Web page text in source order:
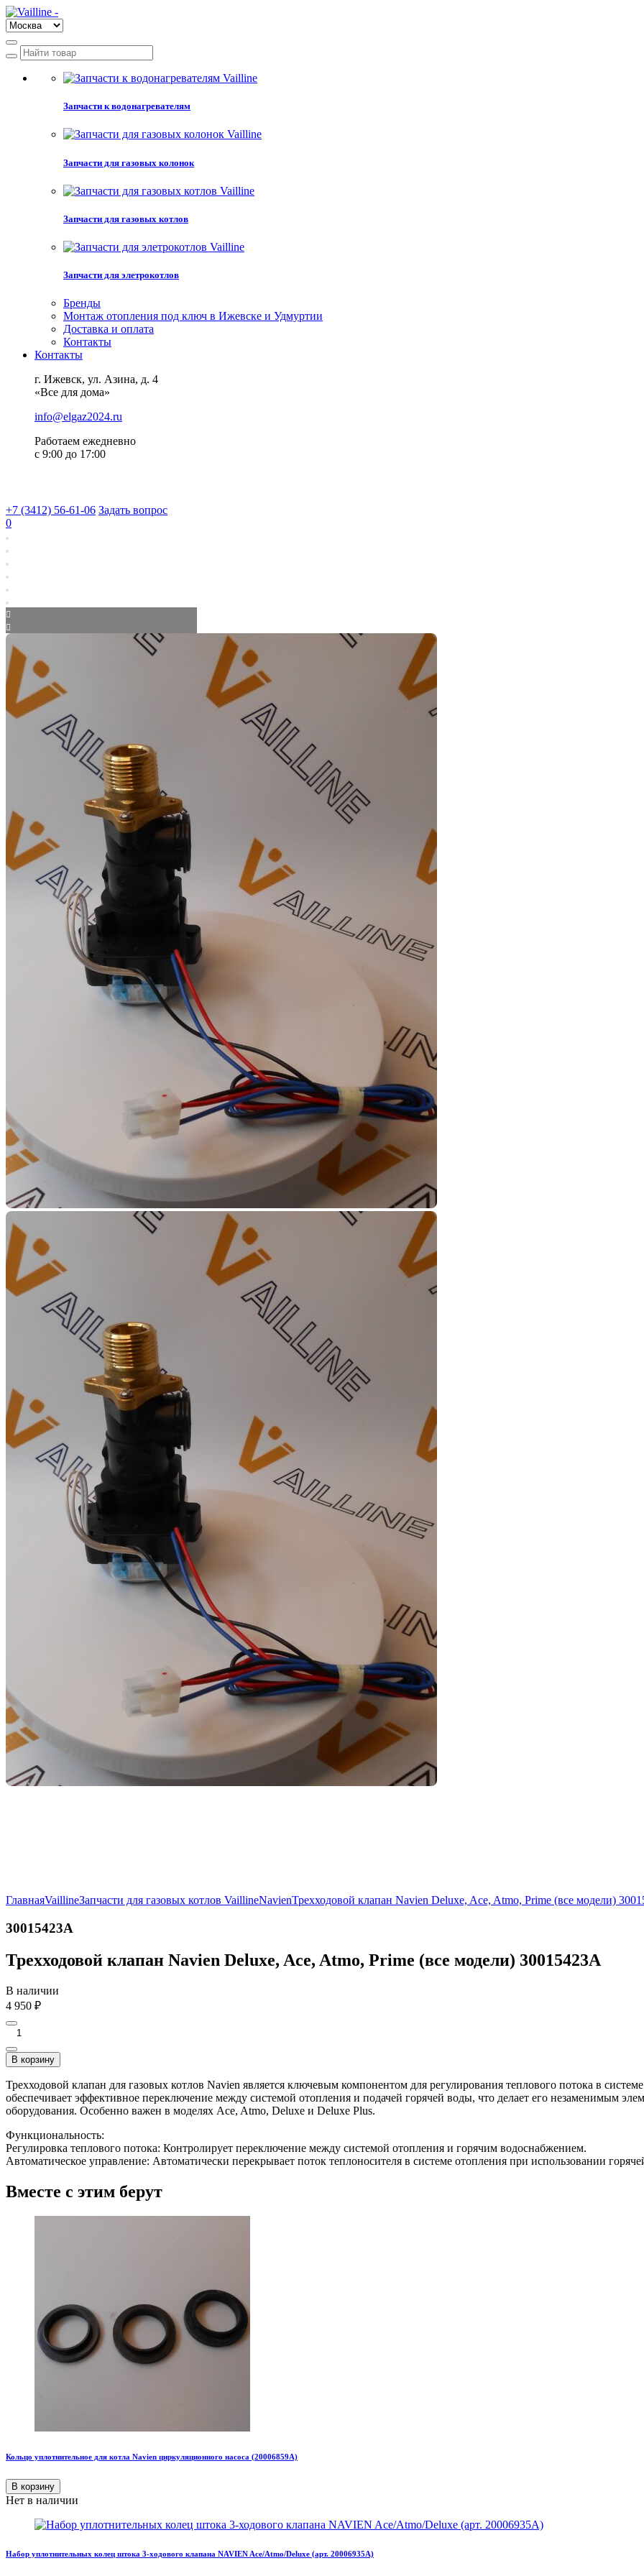
Запчасти к водонагревателям
Запчасти для газовых колонок
Запчасти для газовых котлов
Запчасти для элетрокотлов
Бренды
Монтаж отопления под ключ в Ижевске и Удмуртии
Доставка и оплата
Контакты
Контакты
г. Ижевск, ул. Азина, д. 4
«Все для дома»
info@elgaz2024.ru
Работаем eжедневно
с 9:00 до 17:00
+7 (3412) 56-61-06 Задать вопрос
0
ГлавнаяVaillineЗапчасти для газовых котлов VaillineNavienТрехходовой клапан Navien Deluxe, Ace, Atmo, Prime (все модели)
30015423А
Трехходовой клапан Navien Deluxe, Ace, Atmo, Prime (все модели) 30015423А
В наличии
4 950 ₽
В корзину
Трехходовой клапан для газовых котлов Navien является ключевым компонентом для регулирования теплового потока в
обеспечивает эффективное переключение между системой отопления и подачей горячей воды, что делает его незаменимым
оборудования. Особенно важен в моделях Ace, Atmo, Deluxe и Deluxe Plus.
Функциональность:
Регулировка теплового потока: Контролирует переключение между системой отопления и горячим водоснабжением.
Автоматическое управление: Автоматически перекрывает поток теплоносителя в системе отопления при использовании
Вместе с этим берут
Кольцо уплотнительное для котла Navien циркуляционного насоса (20006859A)
В корзину
Нет в наличии
Набор уплотнительных колец штока 3-ходового клапана NAVIEN Ace/Atmo/Deluxe (арт. 20006935A)